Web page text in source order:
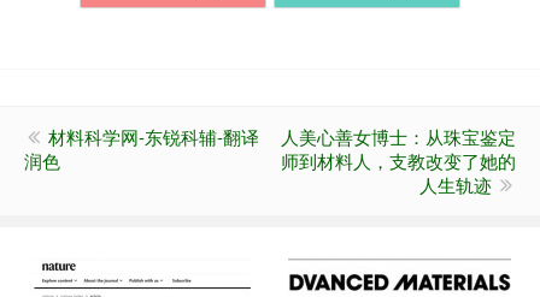
材料科学网-东锐科辅-翻译
润色
​人美心善女博士：从珠宝鉴定
师到材料人，支教改变了她的
人生轨迹